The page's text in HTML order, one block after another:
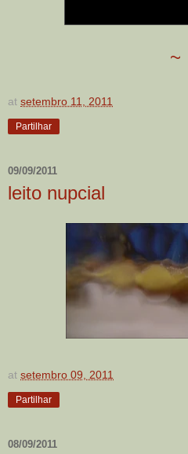
~
at setembro 11, 2011
Partilhar
09/09/2011
leito nupcial
at setembro 09, 2011
Partilhar
08/09/2011